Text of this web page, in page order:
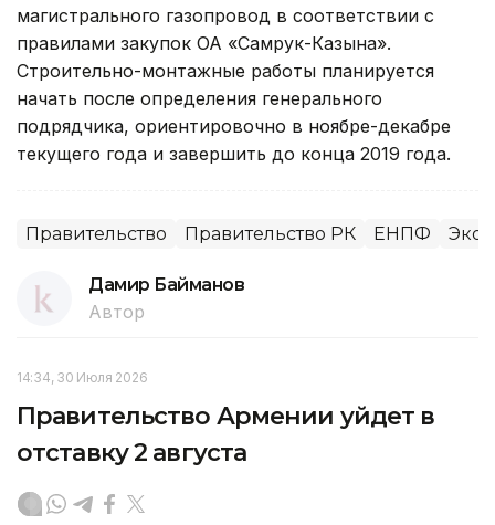
магистрального газопровод в соответствии с
правилами закупок ОА «Самрук-Казына».
Строительно-монтажные работы планируется
начать после определения генерального
подрядчика, ориентировочно в ноябре-декабре
текущего года и завершить до конца 2019 года.
Правительство Правительство РК ЕНПФ
Дамир Байманов
Автор
14:34, 30 Июля 2026
Правительство Армении уйдет в
отставку 2 августа